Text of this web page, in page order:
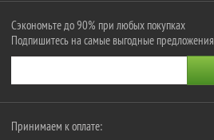
Сэкономьте до 90% при любых покупках
Подпишитесь на самые выгодные предложения
Принимаем к оплате: